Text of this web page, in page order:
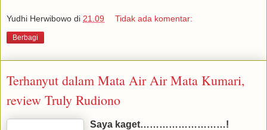
Yudhi Herwibowo di 21.09 Tidak ada komentar:
Berbagi
Terhanyut dalam Mata Air Air Mata Kumari,
review Truly Rudiono
Saya kaget………………………!